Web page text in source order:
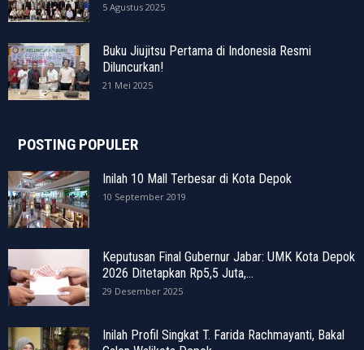
5 Agustus 2025
Buku Jiujitsu Pertama di Indonesia Resmi
Diluncurkan!
21 Mei 2025
POSTING POPULER
Inilah 10 Mall Terbesar di Kota Depok
10 September 2019
Keputusan Final Gubernur Jabar: UMK Kota Depok
2026 Ditetapkan Rp5,5 Juta,...
29 Desember 2025
Inilah Profil Singkat T. Farida Rachmayanti, Bakal